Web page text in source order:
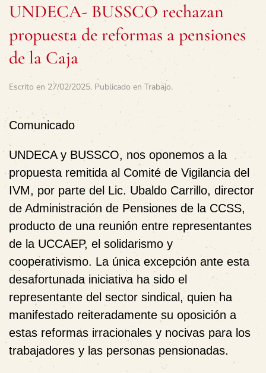
UNDECA- BUSSCO rechazan
propuesta de reformas a pensiones
de la Caja
Escrito en 27/02/2025. Publicado en Trabajo.
Comunicado
UNDECA y BUSSCO, nos oponemos a la
propuesta remitida al Comité de Vigilancia del
IVM, por parte del Lic. Ubaldo Carrillo, director
de Administración de Pensiones de la CCSS,
producto de una reunión entre representantes
de la UCCAEP, el solidarismo y
cooperativismo. La única excepción ante esta
desafortunada iniciativa ha sido el
representante del sector sindical, quien ha
manifestado reiteradamente su oposición a
estas reformas irracionales y nocivas para los
trabajadores y las personas pensionadas.